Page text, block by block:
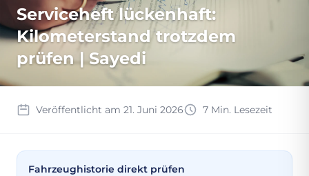
Serviceheft lückenhaft:
Kilometerstand trotzdem
prüfen | Sayedi
Veröffentlicht am 21. Juni 2026 7 Min. Lesezeit
Fahrzeughistorie direkt prüfen